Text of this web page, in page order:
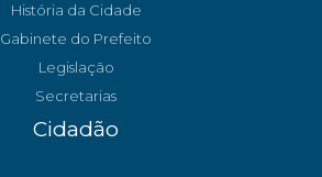
História da Cidade
Gabinete do Prefeito
Legislação
Secretarias
Cidadão